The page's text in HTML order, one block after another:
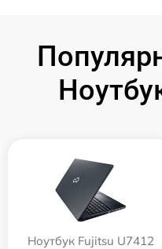
Ноутбук Fujitsu U7412